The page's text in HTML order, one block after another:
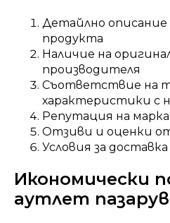
Детайлно
продукта
Наличие на
производителя
Съответствие на
характеристики с
Репутация на
Отзиви и оценки
Условия за
Икономически
аутлет